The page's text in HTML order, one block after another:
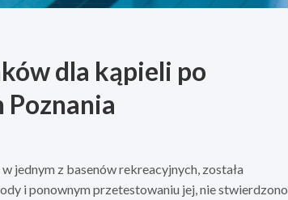
dla kąpieli po
jednym z basenów rekreacyjnych, została
i ponownym przetestowaniu jej, nie stwierdzono